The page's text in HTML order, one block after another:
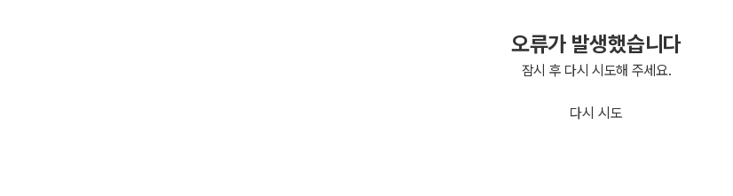
오류가 발생했습니다
잠시 후 다시 시도해 주세요.
다시 시도